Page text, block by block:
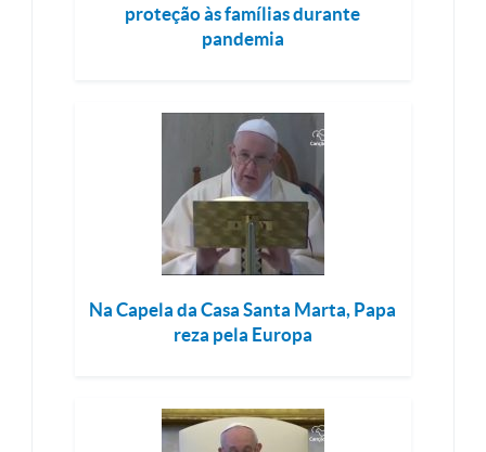
proteção às famílias durante
pandemia
Na Capela da Casa Santa Marta, Papa
reza pela Europa